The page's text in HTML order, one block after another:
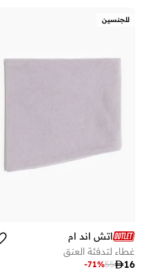
للجنسين
اتش اند ام
غطاء لتدفئة العنق
16
55
-71%